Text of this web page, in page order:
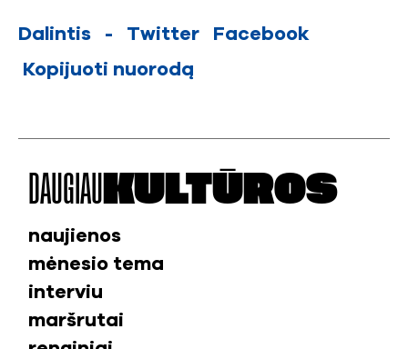
Dalintis - Twitter
Facebook
Kopijuoti nuorodą
DAUGIAU KULTŪROS
naujienos
mėnesio tema
interviu
maršrutai